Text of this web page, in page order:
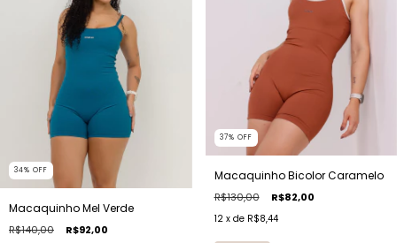
34% OFF
Macaquinho Mel Verde
R$140,00 R$92,00
37% OFF
Macaquinho Bicolor Caramelo
R$130,00 R$82,00
12 x de R$8,44